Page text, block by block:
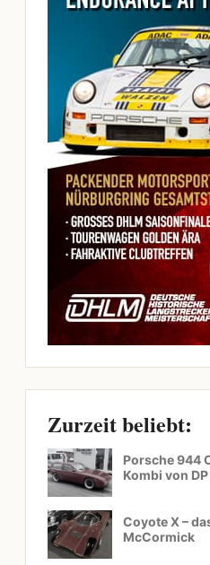
Zurzeit beliebt:
Porsche 944
Kombi von
Coyote X –
McCormick